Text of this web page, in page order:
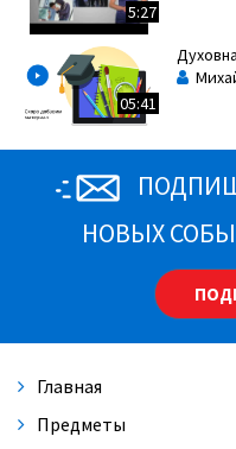
5:27
05:41
НОВЫХ
Главная
Предметы